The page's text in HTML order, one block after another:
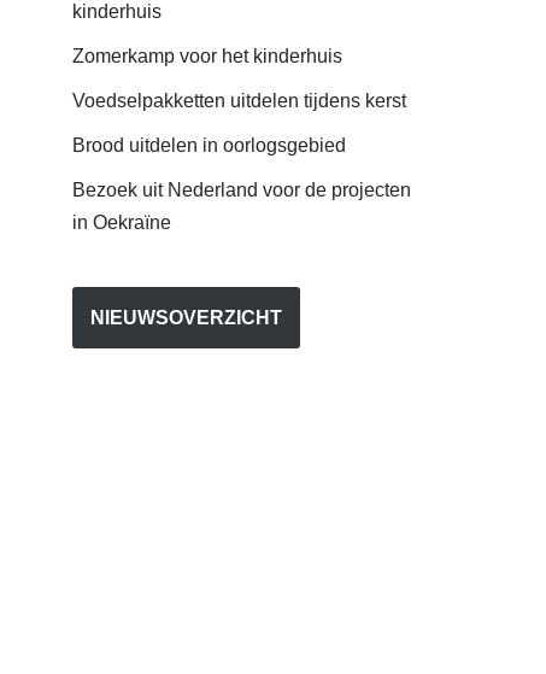
kinderhuis
Zomerkamp voor het kinderhuis
Voedselpakketten uitdelen tijdens kerst
Brood uitdelen in oorlogsgebied
Bezoek uit Nederland voor de projecten
in Oekraïne
NIEUWSOVERZICHT